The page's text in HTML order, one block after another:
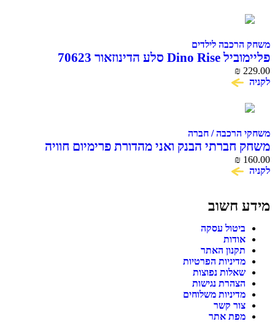
משחק הרכבה לילדים
פליימוביל Dino Rise סלע הדינוזאור 70623
₪ 229.00
לקניה
משחקי הרכבה / חברה
משחק חברתי הבנק ואני מהדורת פרימיום חוויה
פיננסית לכל המשפחה
₪ 160.00
לקניה
מידע חשוב
ביטול עסקה
אודות
תקנון האתר
מדיניות הפרטיות
שאלות נפוצות
הצהרת נגישות
מדיניות משלוחים
צור קשר
מפת אתר